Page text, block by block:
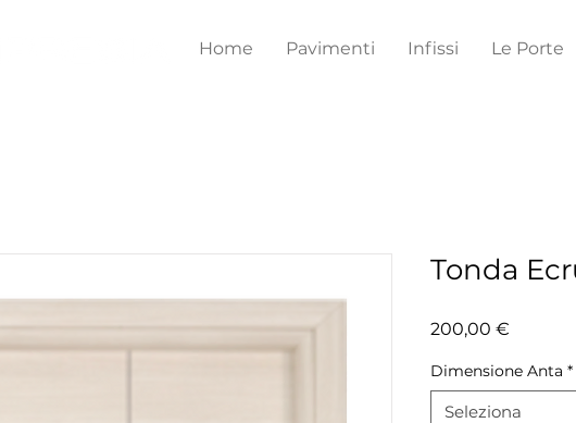
Home Pavimenti Infissi Le Porte
Tonda
200,00 €
Dimensione Anta *
Seleziona